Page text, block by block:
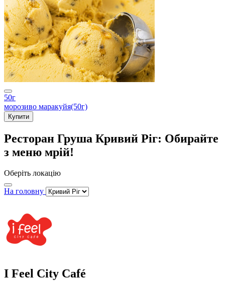
50г
морозиво маракуйя(50г)
Купити
Ресторан Груша Кривий Ріг: Обирайте
з меню мрій!
Оберіть локацію
На головну
I Feel City Café